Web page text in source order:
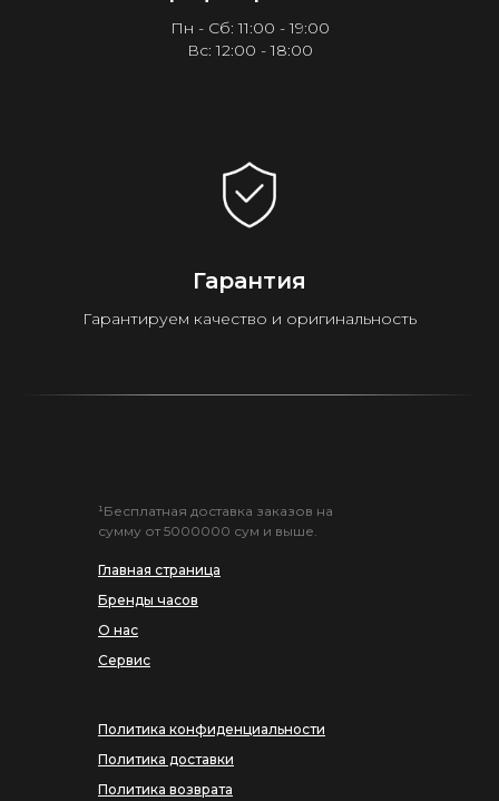
Пн - Сб: 11:00 - 19:00
Вс: 12:00 - 18:00
Гарантия
Гарантируем качество и оригинальность
Главная страница
Бренды часов
О нас
Сервис
¹Бесплатная доставка заказов на
сумму от 5000000 сум и выше.
Политика конфиденциальности
Политика доставки
Политика возврата